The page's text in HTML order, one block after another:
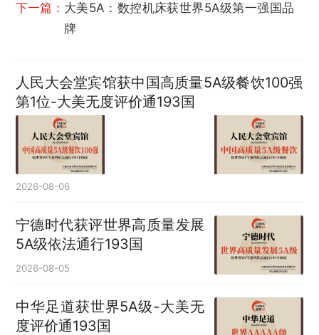
下一篇： 大美5A：数控机床获世界5A级第一强国品
牌
人民大会堂宾馆获中国高质量5A级餐饮100强
第1位-大美无度评价通193国
2026-08-06
宁德时代获评世界高质量发展
5A级依法通行193国
2026-08-05
中华足道获世界5A级-大美无
度评价通193国